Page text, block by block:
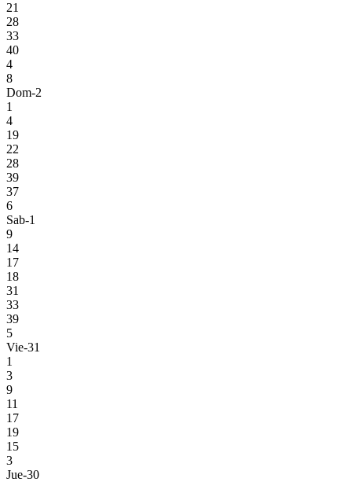
21
28
33
40
4
8
Dom-2
1
4
19
22
28
39
37
6
Sab-1
9
14
17
18
31
33
39
5
Vie-31
1
3
9
11
17
19
15
3
Jue-30